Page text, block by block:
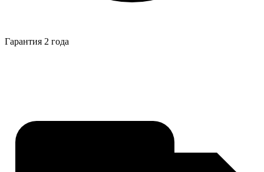
Гарантия 2 года